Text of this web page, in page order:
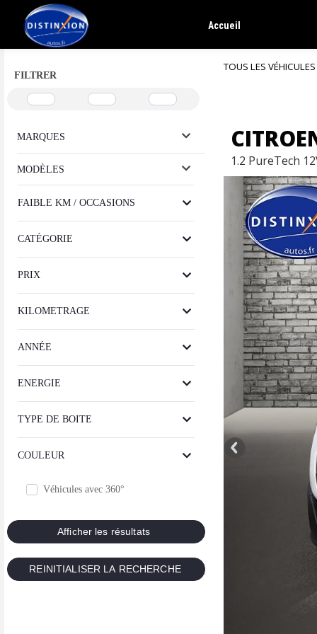
Accueil
FILTRER
MARQUES
MODÈLES
FAIBLE KM / OCCASIONS
CATÉGORIE
PRIX
KILOMETRAGE
ANNÉE
ENERGIE
TYPE DE BOITE
COULEUR
Véhicules avec 360°
TOUS LES VÉHICULES
1.2 PureTech